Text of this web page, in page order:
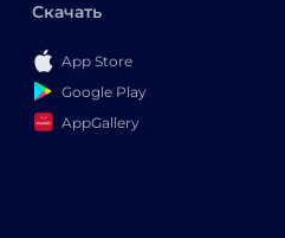
Скачать
App Store
Google Play
AppGallery